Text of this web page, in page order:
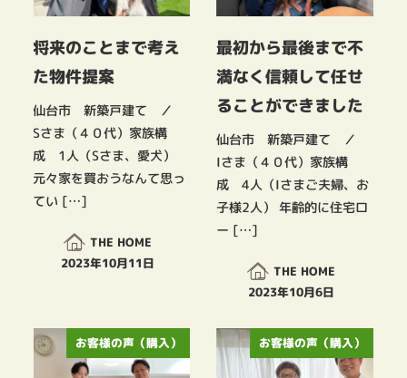
将来のことまで考え
た物件提案
仙台市 新築戸建て ／
Sさま（４０代）家族構
成 1人（Sさま、愛犬）
元々家を買おうなんて思っ
てい […]
THE HOME
投稿日
2023年10月11日
最初から最後まで不
満なく信頼して任せ
ることができました
仙台市 新築戸建て ／
Iさま（４０代）家族構
成 4人（Iさまご夫婦、お
子様2人） 年齢的に住宅ロ
ー […]
THE HOME
投稿日
2023年10月6日
お客様の声（購入） お客様の声（購入）